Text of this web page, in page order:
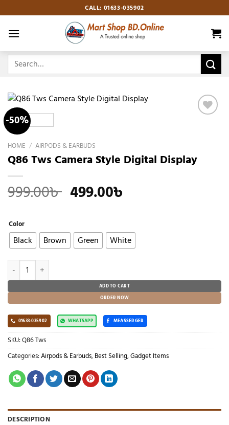
to
content
CALL: 01633-035902
Search
for:
-50%
HOME / AIRPODS & EARBUDS
Q86 Tws Camera Style Digital Display
999.00৳ Original
999.00৳ .
499.00৳
499.00৳ .
Color
Black Brown Green White
Q86 Tws Camera Style Digital Display quantity
ADD TO CART
ORDER NOW
01633-035902 WHATSAPP MEASSERGER
SKU:Q86 Tws
Categories:Airpods & Earbuds, Best Selling,Gadget Items
DESCRIPTION